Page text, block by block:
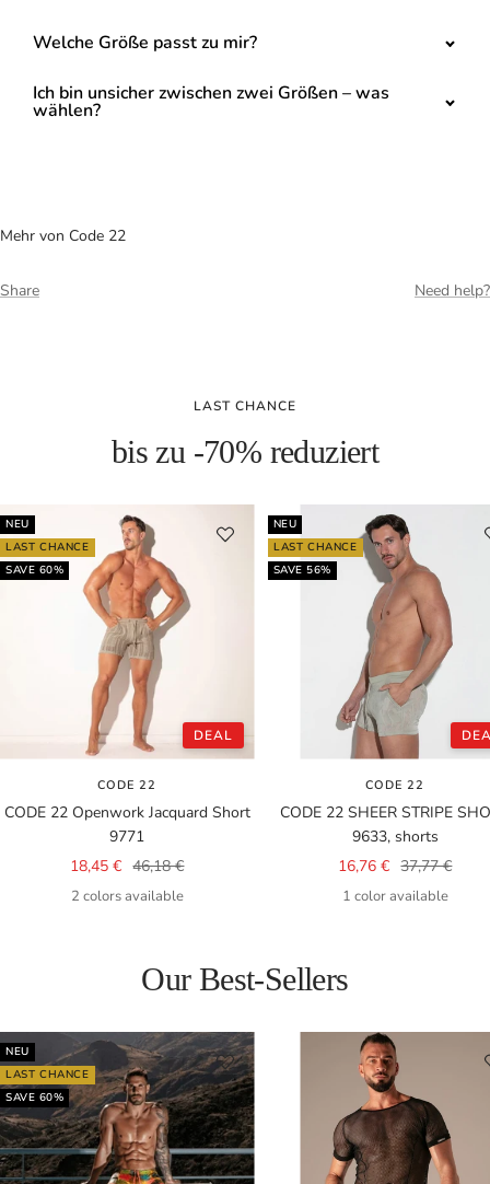
Welche Größe passt zu mir?
Ich bin unsicher zwischen zwei Größen – was
wählen?
Mehr von Code 22
Share Need help?
LAST CHANCE
bis zu -70% reduziert
NEU
LAST CHANCE
SAVE 60%
DEAL
CODE 22
CODE 22 Openwork Jacquard Short
9771
Sale
price
18,45 € Regular
price
46,18 €
2 colors available
NEU
LAST CHANCE
SAVE 56%
CODE 22
CODE 22 SHEER STRIPE
9633, shorts
Sale
price
16,76 € Regular
price
37,77 €
1 color available
Our Best-Sellers
NEU
LAST CHANCE
SAVE 60%